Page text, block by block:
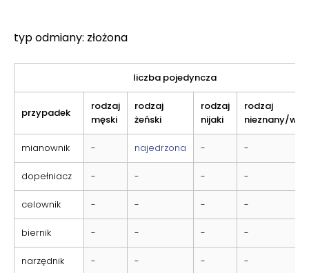
typ odmiany: złożona
liczba pojedyncza
przypadek
rodzaj
męski
rodzaj
żeński
rodzaj
nijaki
rodzaj
nieznany/
mianownik - najedrzona - -
dopełniacz - - - -
celownik - - - -
biernik - - - -
narzędnik - - - -